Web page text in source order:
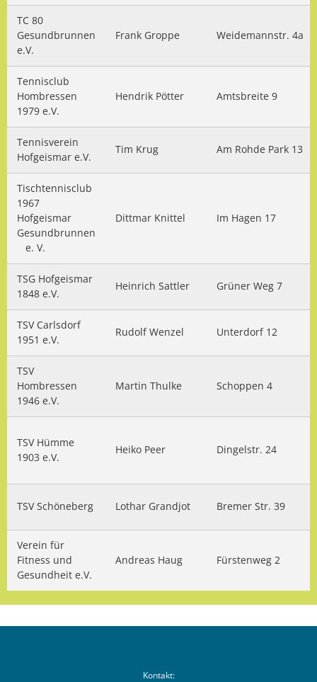
TC 80
Gesundbrunnen
e.V.
Frank Groppe Weidemannstr. 4a
Tennisclub
Hombressen
1979 e.V.
Hendrik Pötter Amtsbreite 9
Tennisverein
Hofgeismar e.V.
Tim Krug Am Rohde Park 13
Tischtennisclub
1967
Hofgeismar
Gesundbrunnen
e. V.
Dittmar Knittel Im Hagen 17
TSG Hofgeismar
1848 e.V.
Heinrich Sattler Grüner Weg 7
TSV Carlsdorf
1951 e.V.
Rudolf Wenzel Unterdorf 12
TSV
Hombressen
1946 e.V.
Martin Thulke Schoppen 4
TSV Hümme
1903 e.V.
Heiko Peer Dingelstr. 24
TSV Schöneberg Lothar Grandjot Bremer Str. 39
Verein für
Fitness und
Gesundheit e.V.
Andreas Haug Fürstenweg 2
Kontakt: